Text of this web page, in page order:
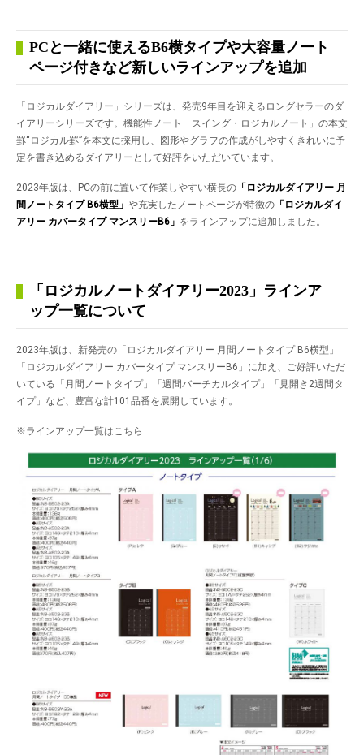
PCと一緒に使えるB6横タイプや大容量ノート
ページ付きなど新しいラインアップを追加
「ロジカルダイアリー」シリーズは、発売9年目を迎えるロングセラーのダ
イアリーシリーズです。機能性ノート「スイング・ロジカルノート」の本文
罫“ロジカル罫”を本文に採用し、図形やグラフの作成がしやすくきれいに予
定を書き込めるダイアリーとして好評をいただいています。
2023年版は、PCの前に置いて作業しやすい横長の 「ロジカルダイアリー 月
間ノートタイプ B6横型」 や充実したノートページが特徴の 「ロジカルダイ
アリー カバータイプ マンスリーB6」 をラインアップに追加しました。
「ロジカルノートダイアリー2023」ラインア
ップ一覧について
2023年版は、新発売の「ロジカルダイアリー 月間ノートタイプ B6横型」
「ロジカルダイアリー カバータイプ マンスリーB6」に加え、ご好評いただ
いている「月間ノートタイプ」「週間バーチカルタイプ」「見開き2週間タ
イプ」など、豊富な計101品番を展開しています。
※ラインアップ一覧はこちら